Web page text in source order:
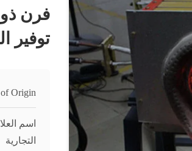
فرن
توفير
Origin
اسم
التجارية